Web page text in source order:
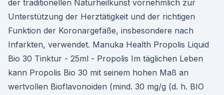
der traditionellen Naturheilkunst vornehmlich zur
Unterstützung der Herztätigkeit und der richtigen
Funktion der Koronargefäße, insbesondere nach
Infarkten, verwendet. Manuka Health Propolis Liquid
Bio 30 Tinktur - 25ml - Propolis Im täglichen Leben
kann Propolis Bio 30 mit seinem hohen Maß an
wertvollen Bioflavonoiden (mind. 30 mg/g (d. h. BIO